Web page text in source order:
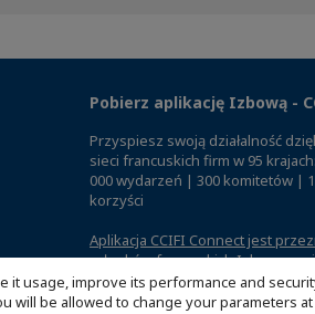
usage, improve its performance and
will be allowed to change your parameters
Pobierz aplikację Izbową -
Przyspiesz swoją działalność
sieci francuskich firm w 95
000 wydarzeń | 300 komitetów |
korzyści
Aplikacja CCIFI Connect jest
członków francuskich Izb za